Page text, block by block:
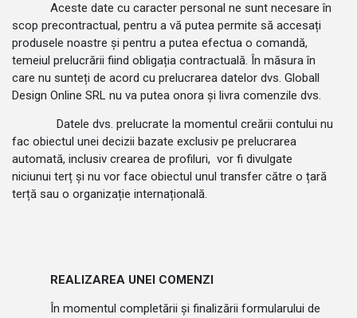
Aceste date cu caracter personal ne sunt necesare în
scop precontractual, pentru a vă putea permite să accesați
produsele noastre și pentru a putea efectua o comandă,
temeiul prelucrării fiind obligația contractuală. În măsura în
care nu sunteți de acord cu prelucrarea datelor dvs. Globall
Design Online SRL nu va putea onora și livra comenzile dvs.
Datele dvs. prelucrate la momentul creării contului nu
fac obiectul unei decizii bazate exclusiv pe prelucrarea
automată, inclusiv crearea de profiluri, vor fi divulgate
niciunui terț și nu vor face obiectul unul transfer către o țară
terță sau o organizație internațională.
REALIZAREA UNEI COMENZI
În momentul completării și finalizării formularului de